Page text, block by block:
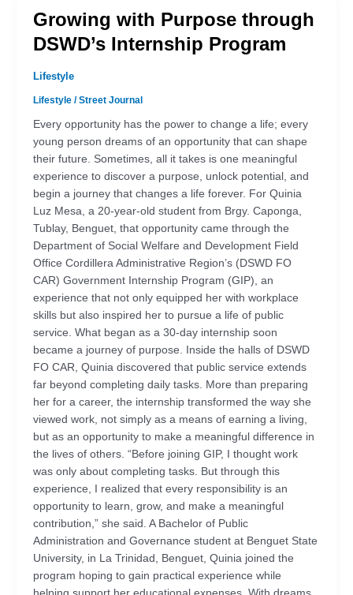
Growing with Purpose through
DSWD’s Internship Program
Lifestyle
Lifestyle/Street Journal
Every opportunity has the power to change a life; every
young person dreams of an opportunity that can shape
their future. Sometimes, all it takes is one meaningful
experience to discover a purpose, unlock potential, and
begin a journey that changes a life forever. For Quinia
Luz Mesa, a 20-year-old student from Brgy. Caponga,
Tublay, Benguet, that opportunity came through the
Department of Social Welfare and Development Field
Office Cordillera Administrative Region’s (DSWD FO
CAR) Government Internship Program (GIP), an
experience that not only equipped her with workplace
skills but also inspired her to pursue a life of public
service. What began as a 30-day internship soon
became a journey of purpose. Inside the halls of DSWD
FO CAR, Quinia discovered that public service extends
far beyond completing daily tasks. More than preparing
her for a career, the internship transformed the way she
viewed work, not simply as a means of earning a living,
but as an opportunity to make a meaningful difference in
the lives of others. “Before joining GIP, I thought work
was only about completing tasks. But through this
experience, I realized that every responsibility is an
opportunity to learn, grow, and make a meaningful
contribution,” she said. A Bachelor of Public
Administration and Governance student at Benguet State
University, in La Trinidad, Benguet, Quinia joined the
program hoping to gain practical experience while